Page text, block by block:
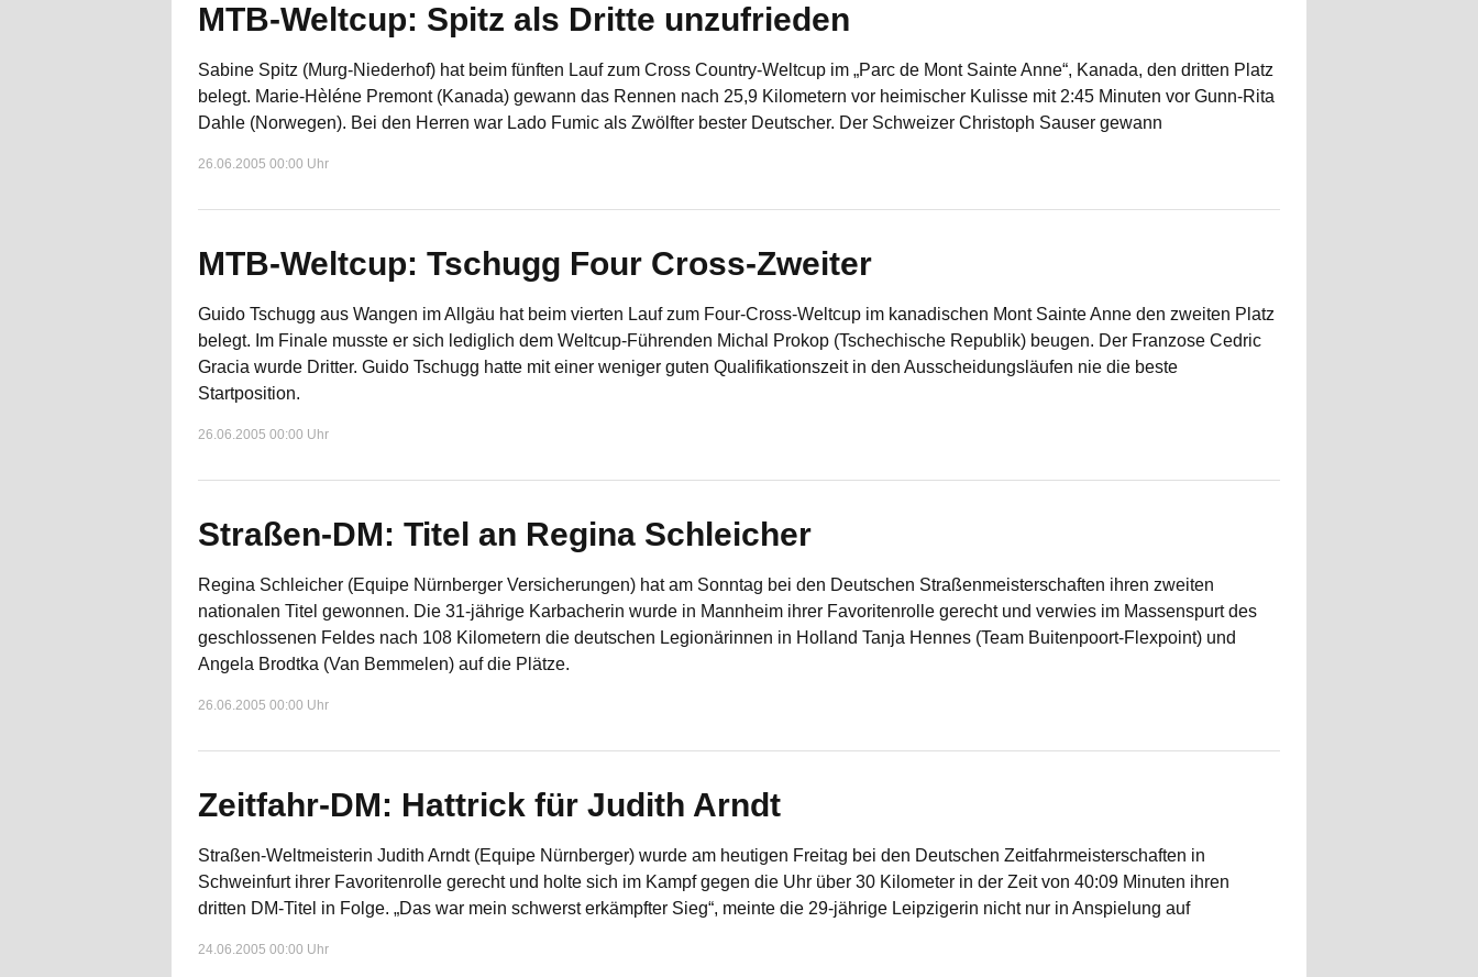
MTB-Weltcup: Spitz als Dritte unzufrieden
Sabine Spitz (Murg-Niederhof) hat beim fünften Lauf zum Cross Country-Weltcup im „Parc de Mont Sainte Anne“, Kanada, den dritten Platz
belegt. Marie-Hèléne Premont (Kanada) gewann das Rennen nach 25,9 Kilometern vor heimischer Kulisse mit 2:45 Minuten vor Gunn-Rita
Dahle (Norwegen). Bei den Herren war Lado Fumic als Zwölfter bester Deutscher. Der Schweizer Christoph Sauser gewann
26.06.2005 00:00 Uhr
MTB-Weltcup: Tschugg Four Cross-Zweiter
Guido Tschugg aus Wangen im Allgäu hat beim vierten Lauf zum Four-Cross-Weltcup im kanadischen Mont Sainte Anne den zweiten Platz
belegt. Im Finale musste er sich lediglich dem Weltcup-Führenden Michal Prokop (Tschechische Republik) beugen. Der Franzose Cedric
Gracia wurde Dritter. Guido Tschugg hatte mit einer weniger guten Qualifikationszeit in den Ausscheidungsläufen nie die beste
Startposition.
26.06.2005 00:00 Uhr
Straßen-DM: Titel an Regina Schleicher
Regina Schleicher (Equipe Nürnberger Versicherungen) hat am Sonntag bei den Deutschen Straßenmeisterschaften ihren zweiten
nationalen Titel gewonnen. Die 31-jährige Karbacherin wurde in Mannheim ihrer Favoritenrolle gerecht und verwies im Massenspurt des
geschlossenen Feldes nach 108 Kilometern die deutschen Legionärinnen in Holland Tanja Hennes (Team Buitenpoort-Flexpoint) und
Angela Brodtka (Van Bemmelen) auf die Plätze.
26.06.2005 00:00 Uhr
Zeitfahr-DM: Hattrick für Judith Arndt
Straßen-Weltmeisterin Judith Arndt (Equipe Nürnberger) wurde am heutigen Freitag bei den Deutschen Zeitfahrmeisterschaften in
Schweinfurt ihrer Favoritenrolle gerecht und holte sich im Kampf gegen die Uhr über 30 Kilometer in der Zeit von 40:09 Minuten ihren
dritten DM-Titel in Folge. „Das war mein schwerst erkämpfter Sieg“, meinte die 29-jährige Leipzigerin nicht nur in Anspielung auf
24.06.2005 00:00 Uhr